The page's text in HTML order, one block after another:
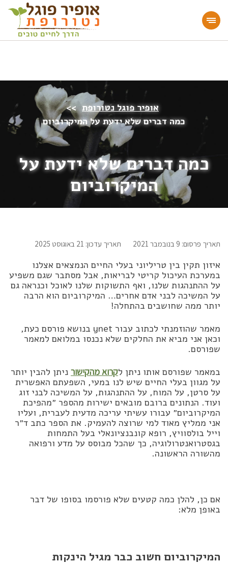
מעוניינים להעמיק או להתחיל דרך חיים בריאה?
הצטרפו לאתר!
אופיר פוגל נטורופת >>
כמה דברים שלא ידעת על המיקרוביום
כמה דברים שלא ידעת על
המיקרוביום
תאריך פרסום: 9 בנובמבר 2021 תאריך עדכון: 21 באוגוסט 2025
איזון תקין בין טריליוני בעלי החיים הנמצאים אצלנו
במערכת העיכול קריטי לבריאות, אבל מסתבר שגם משפיע
על ההתנהגות שלנו, ואף התשוקות שלנו לאוכל וכנראה גם
על המשיכה לבני אדם אחרים… המיקרוביום הוא הרבה
יותר ממה שחושבים בהתחלה!
מאמר שהוזמנתי לכתוב עבור ynet בנושא פורסם כעת,
וכאן אני מביא את החלקים שלא נכנסו במלואם למאמר
שפורסם.
במאמר שפורסם אותו ניתן לקרוא מהקישור ניתן להבין יותר
על מגוון בעלי החיים שיש לנו במעי, השפעתם האפשרית
על סרטן, על המוח, על ההתנהגות, על המשיכה לבני זוג
ועוד. הנתונים ברובם מובאים ישירות מהספר ״מהפיכת
המיקרוביום״ עבורו עשיתי עריכה מדעית לעברית, ועליו
אני ממליץ מאוד למי שרוצה להעמיק. את הספר כתב ד״ר
וייל בולסוויץ, רופא קונבנציונאלי בעל התמחות
בגסטרואנטרולוגיה, כך שהכל מבוסס על מדע ורפואה
מהשורה הראשונה.
אם כן, להלן כמה קטעים שלא פורסמו בסופו של דבר
באופן מלא:
המיקרוביום חשוב כבר מגיל הינקות